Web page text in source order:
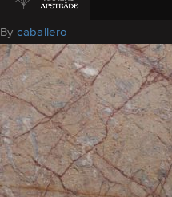
August 11, 2016
Bycaballero